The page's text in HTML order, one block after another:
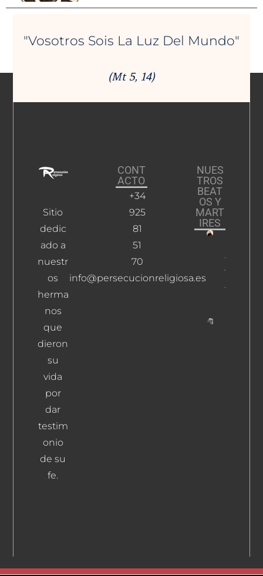
"Vosotros Sois La Luz Del Mundo"
(Mt 5, 14)
Sitio
dedic
ado a
nuestr
os
herma
nos
que
dieron
su
vida
por
dar
testim
onio
de su
fe.
CONT
ACTO
+34
925
81
51
70
info@persecucionreligiosa.es
NUES
TROS
BEAT
OS Y
MART
IRES
Y Ortiz-
Villajos,
Julián